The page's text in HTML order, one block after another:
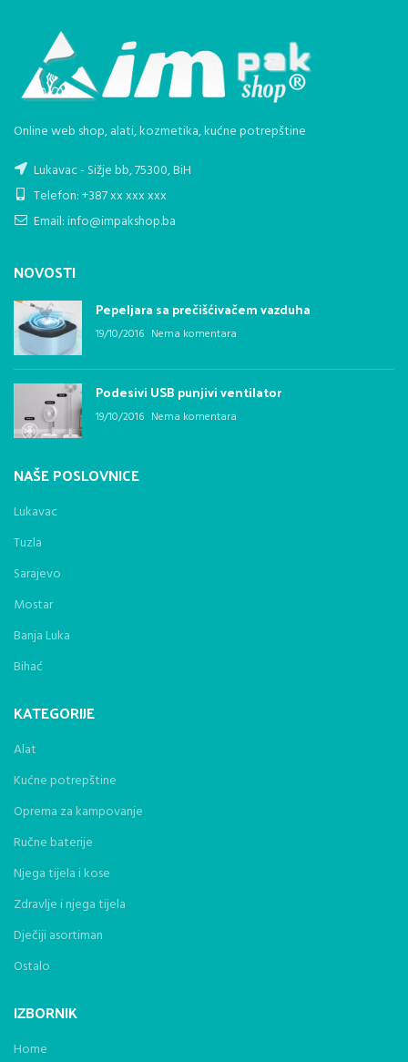
Online web shop, alati, kozmetika, kućne potrepštine
Lukavac - Sižje bb, 75300, BiH
Telefon: +387 xx xxx xxx
Email: info@impakshop.ba
NOVOSTI
Pepeljara sa prečišćivačem vazduha
19/10/2016 Nema komentara
Podesivi USB punjivi ventilator
19/10/2016 Nema komentara
NAŠE POSLOVNICE
Lukavac
Tuzla
Sarajevo
Mostar
Banja Luka
Bihać
KATEGORIJE
Alat
Kućne potrepštine
Oprema za kampovanje
Ručne baterije
Njega tijela i kose
Zdravlje i njega tijela
Dječiji asortiman
Ostalo
IZBORNIK
Home